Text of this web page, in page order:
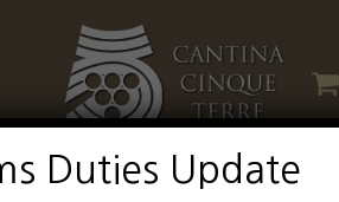
Duties Update